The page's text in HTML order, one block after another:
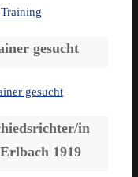
gesucht
in
1919